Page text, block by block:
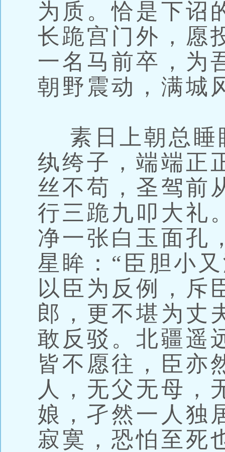
为质。恰是下诏
长跪宫门外，愿
一名马前卒，为
朝野震动，满城
素日上朝总睡
纨绔子，端端正
丝不苟，圣驾前
行三跪九叩大礼
净一张白玉面孔
星眸：“臣胆小
以臣为反例，斥
郎，更不堪为丈
敢反驳。北疆遥
皆不愿往，臣亦
人，无父无母，
娘，孑然一人独
寂寞，恐怕至死